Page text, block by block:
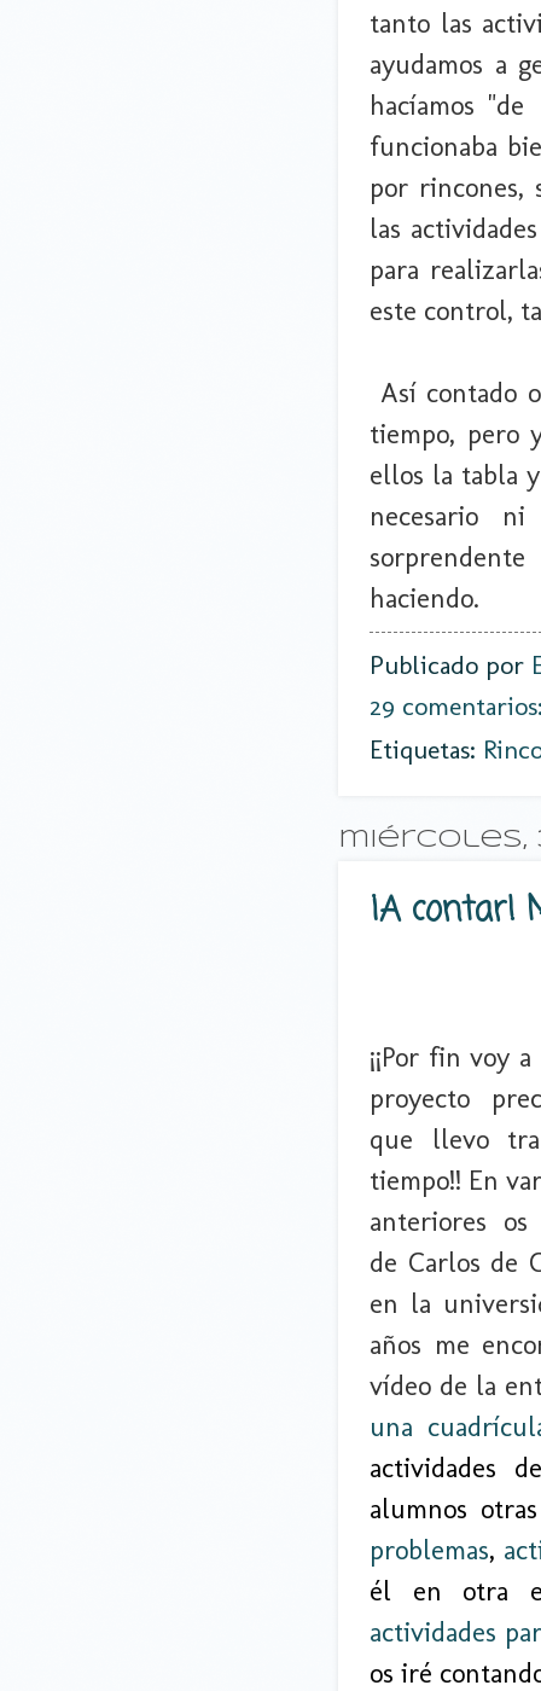
tanto las
ayudamos a
hacíamos
funcionaba
por rincones,
las
para
este control,
Así contado
tiempo, pero
ellos la tabla
necesario
haciendo.
Publicado por
29
Etiquetas:
miércoles,
¡A contar!
¡¡Por fin voy
proyecto
que llevo
tiempo!! En
anteriores
de Carlos de
en la
años me
vídeo de la
una
actividades
alumnos
problemas,
él en otra
actividades
os iré